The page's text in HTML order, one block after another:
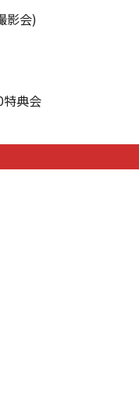
影会)
典会